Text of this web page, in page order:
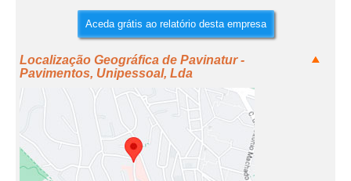
Aceda grátis ao relatório desta empresa
Localização Geográfica de Pavinatur -
Pavimentos, Unipessoal, Lda